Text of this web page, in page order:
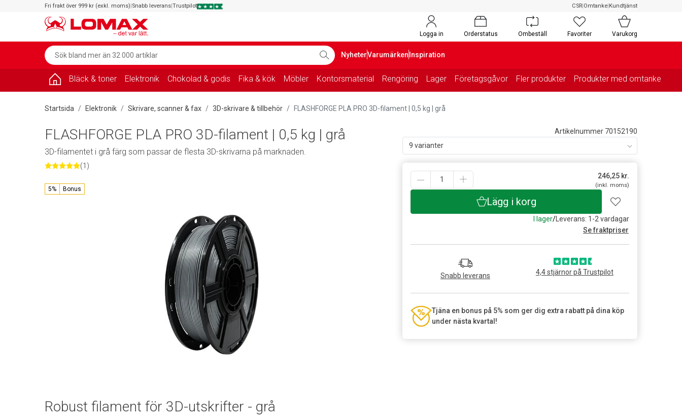
Fri frakt över 999 kr (exkl. moms)|Snabb leverans|Trustpilot CSR|Omtanke|Kundtjänst
Logga in Orderstatus Ombeställ Favoriter Varukorg
NyheterVarumärken Inspiration
Bläck & toner Elektronik Chokolad & godis Fika & kök Möbler Kontorsmaterial Rengöring Lager Företagsgåvor Fler produkter Produkter med omtanke
Startsida Elektronik Skrivare, scanner & fax 3D-skrivare & tillbehör FLASHFORGE PLA PRO 3D-filament | 0,5 kg | grå
5% Bonus
Robust filament för 3D-utskrifter - grå
Artikelnummer 70152190
9 varianter
246,25kr.
(inkl. moms)
Lägg i korg
I lager/Leverans: 1-2 vardagar
Se fraktpriser
Snabb leverans 4,4 stjärnor på Trustpilot
Tjäna en bonus på 5% som ger dig extra rabatt på dina köp
under nästa kvartal!
FLASHFORGE PLA PRO 3D-filament | 0,5 kg | grå
3D-filamentet i grå färg som passar de flesta 3D-skrivarna på marknaden.
(1)